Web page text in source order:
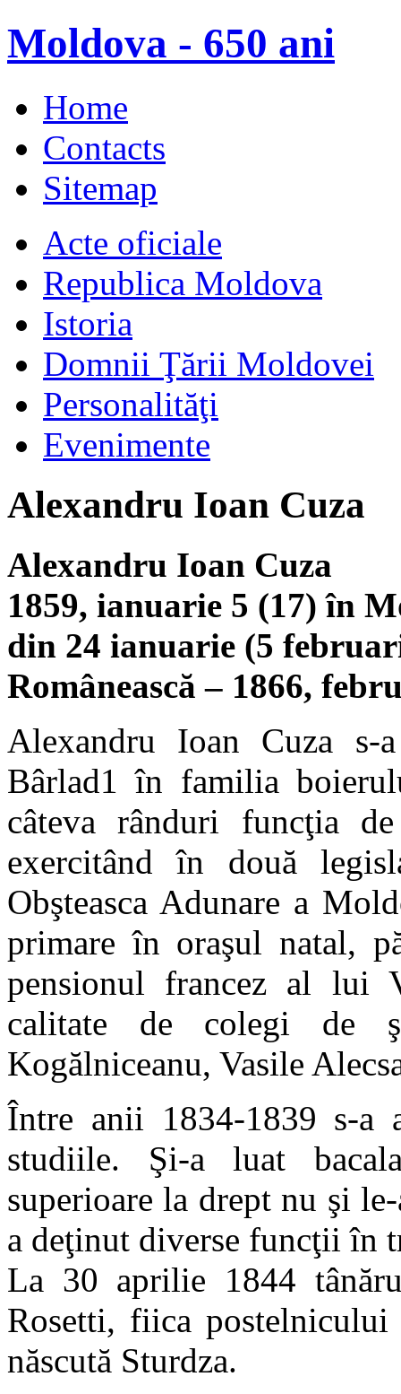
Moldova - 650 ani
Home
Contacts
Sitemap
Acte oficiale
Republica Moldova
Istoria
Domnii Ţării Moldovei
Personalităţi
Evenimente
Alexandru Ioan Cuza
Alexandru Ioan Cuza
1859, ianuarie 5 (17) în
din 24 ianuarie (5
Românească – 1866,
Alexandru Ioan Cuza
Bârlad1 în familia
câteva rânduri funcţia
exercitând în două
Obşteasca Adunare a
primare în oraşul natal,
pensionul francez al
calitate de colegi de
Kogălniceanu, Vasile
Între anii 1834-1839 s-a
studiile. Şi-a luat
superioare la drept nu şi
a deţinut diverse funcţii în
La 30 aprilie 1844
Rosetti, fiica
născută Sturdza.